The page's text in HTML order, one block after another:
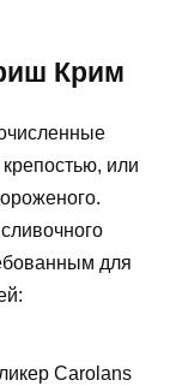
Крим
или
для
Carolans